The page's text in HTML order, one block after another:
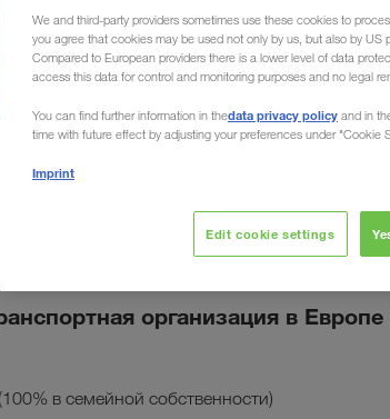
компании
организация в Европе
в семейной собственности)
We and third-party providers sometimes use these cookies to
you agree that cookies may be used not only by us, but also by US
Compared to European providers there is a lower level of data
access this data for control and monitoring purposes and no legal
You can find further information in thedata privacy policy and in
time with future effect by adjusting your preferences under "Cookie
Imprint
Edit cookie settings